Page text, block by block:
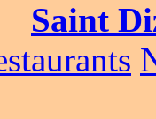
Saint